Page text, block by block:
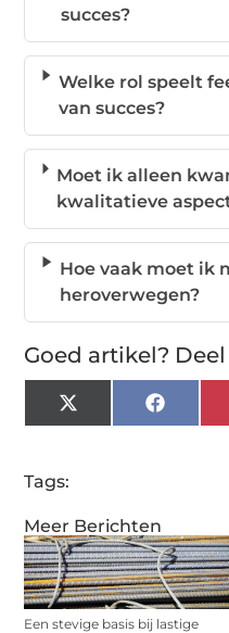
Meer Berichten
Een stevige basis bij lastige
succes?
Welke rol speelt
van succes?
Moet ik alleen
kwalitatieve
Hoe vaak moet ik
heroverwegen?
Goed artikel?
X
(Twitter)
Tags: